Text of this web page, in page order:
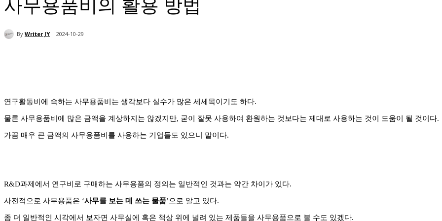
사무용품비의 활용 방법
By Writer JY 2024-10-29
연구활동비에 속하는 사무용품비는 생각보다 실수가 많은 세세목이기도 하다.
물론 사무용품비에 많은 금액을 계상하지는 않겠지만, 굳이 잘못 사용하여 환원하는 것보다는 제대로 사용하는 것이 도움이 될 것이다.
가끔 매우 큰 금액의 사무용품비를 사용하는 기업들도 있으니 말이다.
R&D과제에서 연구비로 구매하는 사무용품의 정의는 일반적인 것과는 약간 차이가 있다.
사전적으로 사무용품은 ‘사무를 보는 데 쓰는 물품’으로 알고 있다.
좀 더 일반적인 시각에서 보자면 사무실에 혹은 책상 위에 널려 있는 제품들을 사무용품으로 볼 수도 있겠다.